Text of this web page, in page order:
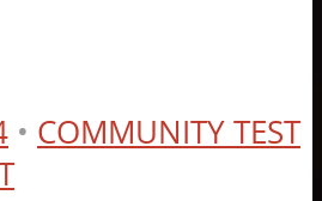
• COMMUNITY TEST